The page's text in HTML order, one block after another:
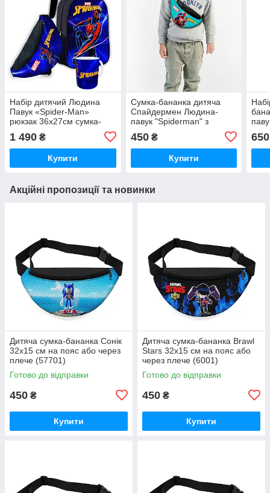
Набір дитячий Людина
Павук «Spider-Man»
рюкзак 36х27см сумка-
бананка, кружка з принтом
для хлопчика (1947)
1 490 ₴
Купити
Сумка-бананка дитяча
Спайдермен Людина-
павук "Spiderman" з
принтом, 32х15см, сумка
для хлопчика через плече
(0643)
450₴
Купити
650
Акційні пропозиції та новинки
Дитяча сумка-бананка Сонік
32х15 см на пояс або через
плече (57701)
Готово до відправки
450 ₴
Купити
Дитяча сумка-бананка Brawl
Stars 32х15 см на пояс або
через плече (6001)
Готово до відправки
450 ₴
Купити